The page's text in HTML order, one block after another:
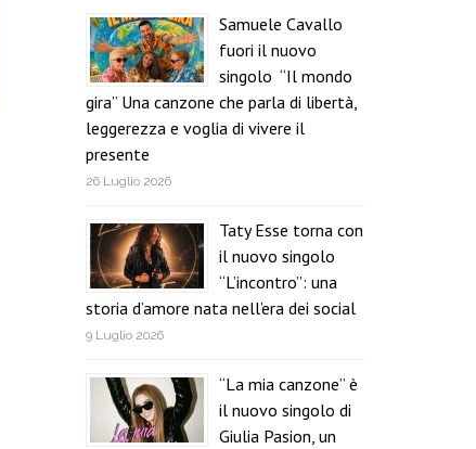
Samuele Cavallo
fuori il nuovo
singolo “Il mondo
gira” Una canzone che parla di libertà,
leggerezza e voglia di vivere il
presente
26 Luglio 2026
Taty Esse torna con
il nuovo singolo
“L’incontro”: una
storia d’amore nata nell’era dei social
9 Luglio 2026
“La mia canzone” è
il nuovo singolo di
Giulia Pasion, un